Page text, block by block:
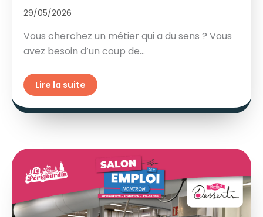
29/05/2026
Vous cherchez un métier qui a du sens ? Vous
avez besoin d’un coup de…
Lire la suite